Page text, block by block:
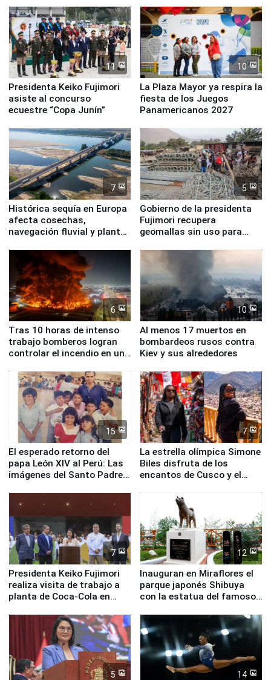
11
Presidenta Keiko Fujimori
asiste al concurso
ecuestre “Copa Junín”
10
La Plaza Mayor ya respira la
fiesta de los Juegos
Panamericanos 2027
7
Histórica sequía en Europa
afecta cosechas,
navegación fluvial y plantas
5
Gobierno de la presidenta
Fujimori recupera
geomallas sin uso para
Fenómeno El Niño
6
Tras 10 horas de intenso
trabajo bomberos logran
controlar el incendio en una
de Chile
10
Al menos 17 muertos en
bombardeos rusos contra
Kiev y sus alrededores
15
El esperado retorno del
papa León XIV al Perú: Las
imágenes del Santo Padre
7
La estrella olímpica Simone
Biles disfruta de los
encantos de Cusco y el
7
Presidenta Keiko Fujimori
realiza visita de trabajo a
planta de Coca-Cola en
12
Inauguran en Miraflores el
parque japonés Shibuya
con la estatua del famoso
5 14